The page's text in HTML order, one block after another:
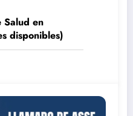
Salud en
disponibles)